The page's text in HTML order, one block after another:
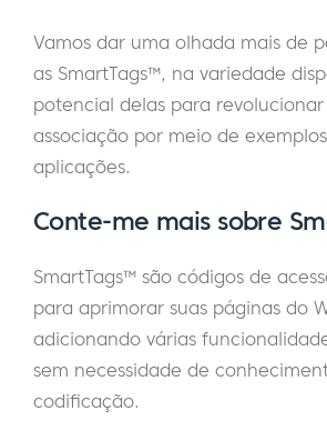
Vamos dar uma olhada mais de
as SmartTags™, na variedade
potencial delas para
associação por meio de
aplicações.
Conte-me mais sobre
SmartTags™ são códigos de
para aprimorar suas páginas do
adicionando várias
sem necessidade de
codificação.